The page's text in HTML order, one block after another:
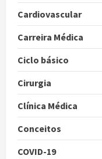
Cardiovascular
Carreira Médica
Ciclo básico
Cirurgia
Clínica Médica
Conceitos
COVID-19